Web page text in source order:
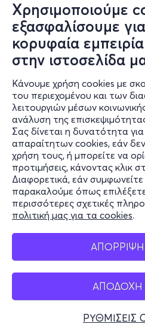
Χρησιμοποιούμε
εξασφαλίσουμε
κορυφαία
στην ιστοσελίδα
Κάνουμε χρήση cookies με
του περιεχομένου και των
λειτουργιών μέσων
ανάλυση της
Σας δίνεται η δυνατότητα
απαραίτητων cookies, εάν
χρήση τους, ή μπορείτε να
προτιμήσεις, κάνοντας κλικ
Διαφορετικά, εάν
παρακαλούμε όπως
περισσότερες σχετικές
πολιτική μας για τα cookies.
ΡΥΘΜΙΣΕΙΣ